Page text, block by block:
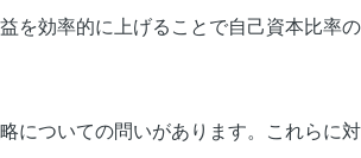
を効率的に上げることで自己資本比率
についての問いがあります。これらに